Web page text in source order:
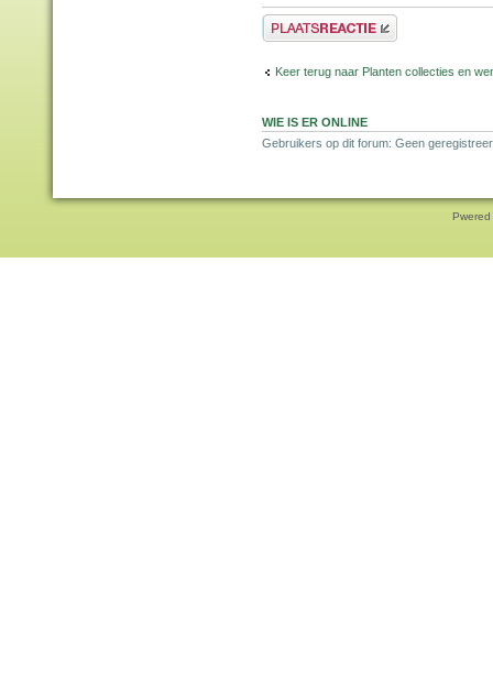
Plaats een reactie
Keer terug naar Planten collecties en
WIE IS ER ONLINE
Gebruikers op dit forum: Geen